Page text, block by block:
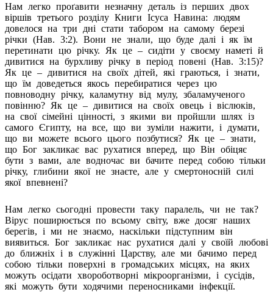
Нам легко проґавити незначну деталь із перших двох
віршів третього розділу Книги Ісуса Навина: людям
довелося на три дні стати табором на самому березі
річки (Нав. 3:2). Вони не знали, що буде далі і як їм
перетинати цю річку. Як це – сидіти у своєму наметі й
дивитися на бурхливу річку в період повені (Нав. 3:15)?
Як це – дивитися на своїх дітей, які граються, і знати,
що їм доведеться якось перебиратися через цю
повноводну річку, каламутну від мулу, збаламученого
повінню? Як це – дивитися на своїх овець і віслюків,
на свої сімейні цінності, з якими ви пройшли шлях із
самого Єгипту, на все, що ви зуміли нажити, і думати,
що ви можете всього цього позбутися? Як це – знати,
що Бог закликає вас рухатися вперед, що Він обіцяє
бути з вами, але водночас ви бачите перед собою тільки
річку, глибини якої не знаєте, але у смертоносній силі
якої впевнені?
Нам легко сьогодні провести таку паралель, чи не так?
Вірус поширюється по всьому світу, вже досяг наших
берегів, і ми не знаємо, наскільки підступним він
виявиться. Бог закликає нас рухатися далі у своїй любові
до ближніх і в служінні Царству, але ми бачимо перед
собою тільки поверхні в громадських місцях, на яких
можуть осідати хвороботворні мікроорганізми, і сусідів,
які можуть бути ходячими переносниками інфекції.